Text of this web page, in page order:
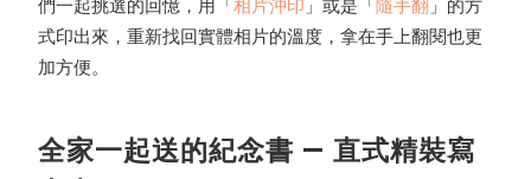
們一起挑選的回憶，用「相片沖印 」或是「隨手翻 」的方
式印出來，重新找回實體相片的溫度，拿在手上翻閱也更
加方便。
全家一起送的紀念書 — 直式精裝寫